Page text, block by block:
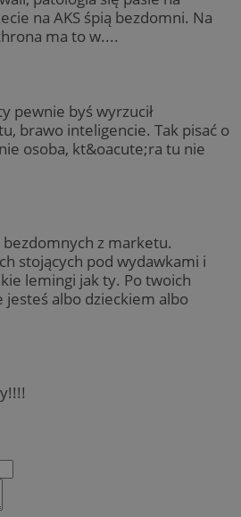
na AKS śpią bezdomni. Na
ma to w....
pewnie byś wyrzucił
brawo inteligencie. Tak pisać o
osoba, kt&oacute;ra tu nie
z marketu.
stojących pod wydawkami i
lemingi jak ty. Po twoich
jesteś albo dzieckiem albo